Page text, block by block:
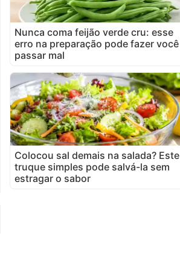
Nunca coma feijão verde cru: esse
erro na preparação pode fazer você
passar mal
Colocou sal demais na salada? Este
truque simples pode salvá-la sem
estragar o sabor